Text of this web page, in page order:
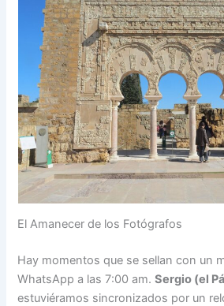
El Amanecer de los Fotógrafos
Hay momentos que se sellan con un
WhatsApp a las 7:00 am.Sergio (el
estuviéramos sincronizados por un